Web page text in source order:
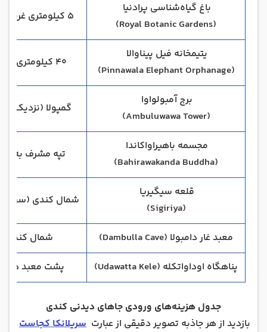
باغ گیاه‌شناسی پرادنیا
(Royal Botanic Gardens)
۵ کیلومتری غرب کندی
یتیمخانه فیل پیناوالا
(Pinnawala Elephant Orphanage)
۴۰ کیلومتری کندی
برج آمبولواوا
(Ambuluwawa Tower)
گمپولا (نزدیک
مجسمه باهیراواکاندا
(Bahirawakanda Buddha)
تپه مشرف به
قلعه سیگیریا
(Sigiriya)
شمال کندی (سفر
معبد غار دامبولا (Dambulla Cave)
شمال کندی
پناهگاه اوداواتکله (Udawatta Kele)
پشت معبد
جدول هزینه‌های ورودی جاهای دیدنی کندی
بازدید از هر جاذبه تصویر دقیقی از عبارت سریلانکا کجاست